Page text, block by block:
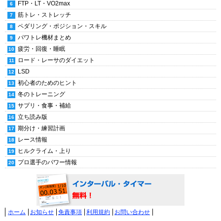
FTP・LT・VO2max
筋トレ・ストレッチ
ペダリング・ポジション・スキル
パワトレ機材まとめ
疲労・回復・睡眠
ロード・レーサのダイエット
LSD
初心者のためのヒント
冬のトレーニング
サプリ・食事・補給
立ち読み版
期分け・練習計画
レース情報
ヒルクライム・上り
プロ選手のパワー情報
ホーム お知らせ 免責事項 利用規約 お問い合わせ